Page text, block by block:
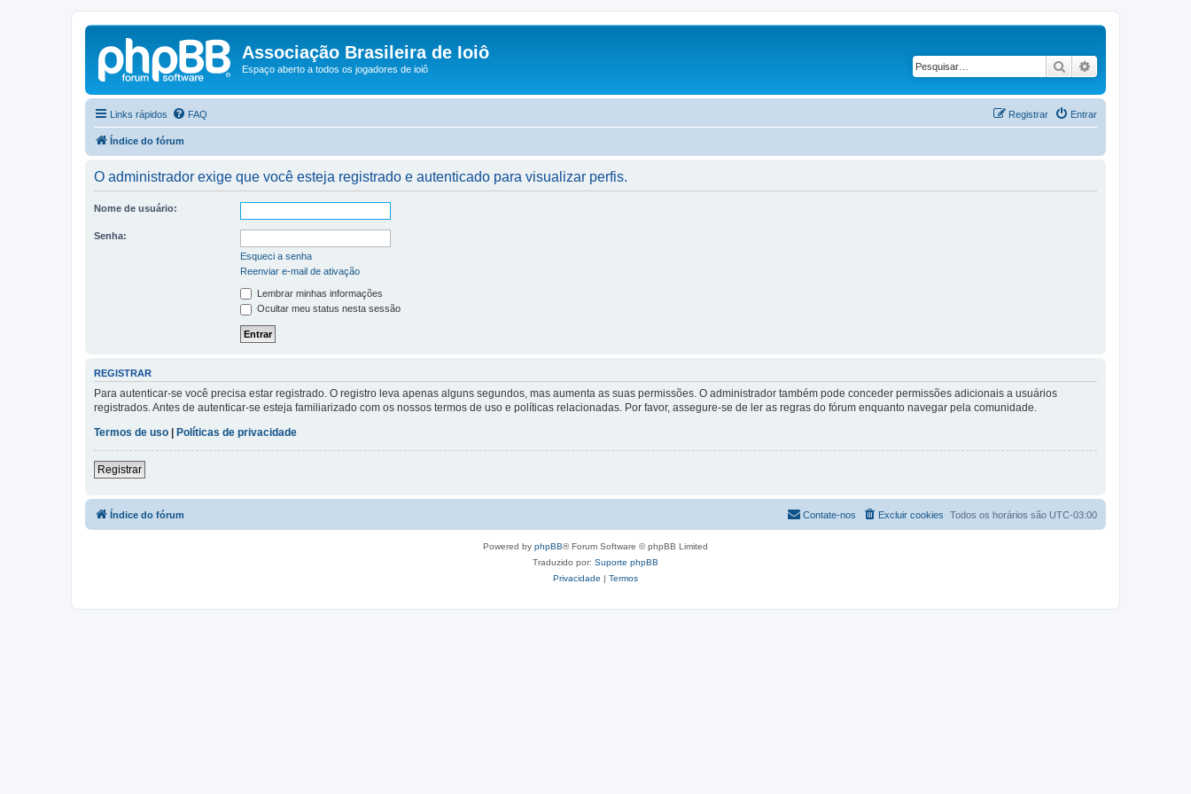
Associação Brasileira de Ioiô
Espaço aberto a todos os jogadores de ioiô Pesquisar
Links rápidos FAQ Entrar
Registrar
Índice do fórum
O administrador exige que você esteja registrado e autenticado para visualizar perfis.
Nome de usuário:
Senha:
Esqueci a senha
Reenviar e-mail de ativação
Lembrar minhas informações
Ocultar meu status nesta sessão
REGISTRAR
Para autenticar-se você precisa estar registrado. O registro leva apenas alguns segundos, mas aumenta as suas permissões. O administrador também pode conceder permissões adicionais a usuários
registrados. Antes de autenticar-se esteja familiarizado com os nossos termos de uso e políticas relacionadas. Por favor, assegure-se de ler as regras do fórum enquanto navegar pela comunidade.
Termos de uso
Políticas de privacidade
Registrar
Índice do fórum Todos os horários são UTC-03:00
Excluir cookies
Contate-nos
Powered by phpBB® Forum Software © phpBB Limited
Traduzido por: Suporte phpBB
Privacidade | Termos